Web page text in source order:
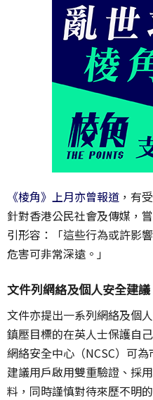
《棱角》上月亦曾報道 ，有
針對香港公民社會及傳媒，
引形容：「這些行為或許影
危害可非常深遠。」
文件列網絡及個人安全建議
文件亦提出一系列網絡及個
鎮壓目標的在英人士保護自
網絡安全中心（NCSC）可
建議用戶啟用雙重驗證、採
料，同時謹慎對待來歷不明